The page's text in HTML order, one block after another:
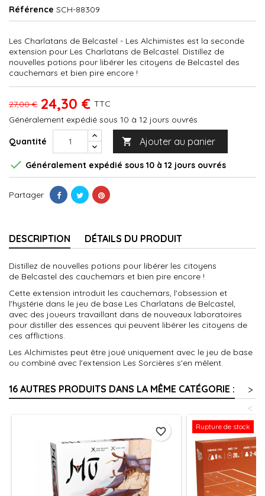
Référence SCH-88309
Les Charlatans de Belcastel - Les Alchimistes est la seconde
extension pour Les Charlatans de Belcastel. Distillez de
nouvelles potions pour libérer les citoyens de Belcastel des
cauchemars et bien pire encore !
27,00 € 24,30 € TTC
Généralement expédié sous 10 à 12 jours ouvrés
Quantité  Ajouter au panier
 Généralement expédié sous 10 à 12 jours ouvrés
Partager
DESCRIPTION DÉTAILS DU PRODUIT
Distillez de nouvelles potions pour libérer les citoyens
de Belcastel des cauchemars et bien pire encore !
Cette extension introduit les cauchemars, l'obsession et
l'hystérie dans le jeu de base Les Charlatans de Belcastel,
avec des joueurs travaillant dans de nouveaux laboratoires
pour distiller des essences qui peuvent libérer les citoyens de
ces afflictions.
Les Alchimistes peut être joué uniquement avec le jeu de base
ou combiné avec l'extension Les Sorcières s'en mêlent.
16 AUTRES PRODUITS DANS LA MÊME CATÉGORIE :
>
<
favorite_border Rupture de stock